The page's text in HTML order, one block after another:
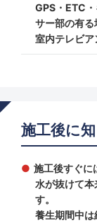
GPS・ETC
サー部の有る
室内テレビア
施工後に
施工後すぐに
水が抜けて
す。
養生期間中